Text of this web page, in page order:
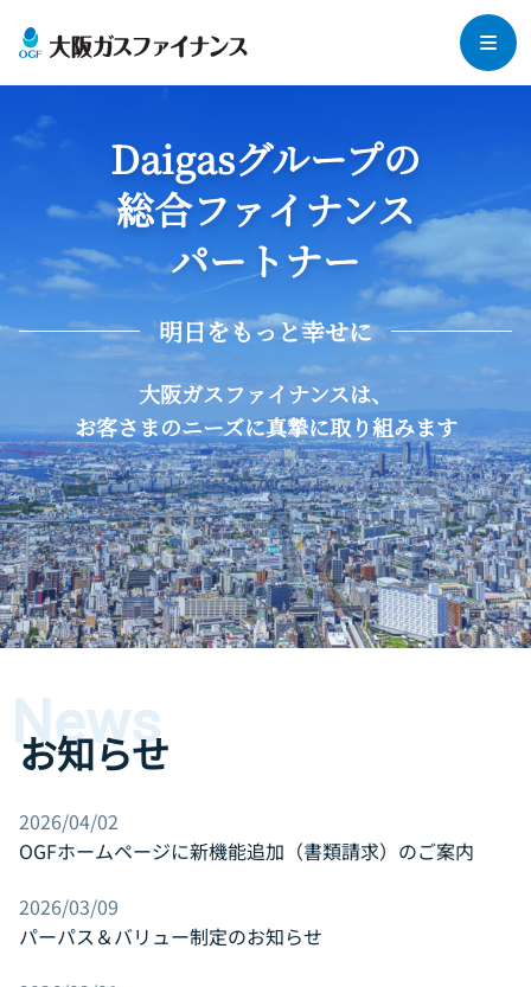
社長メッセージ
Daigasグループについて
会社概要
各種取り組み
法人のお客さま
法人向けリース
法人保険
ビリング（集金代行）サービス
個人向けリース（らく得リース）
クレジット（分割プラン）
・管理組合さま
集合住宅オーナーさま向けリース
マンション管理組合さま向けリース
管理会社さま‧設備会社さまとの協業
採用情報
お知らせ
お問い合わせ
Daigasグループ向け専用サイト
Daigasグループの
総合ファイナンス
パートナー
明日をもっと幸せに
大阪ガスファイナンスは、
お客さまのニーズに真摯に取り組みます
News
お知らせ
2026/04/02
OGFホームページに新機能追加（書類請求）のご案内
2026/03/09
パーパス＆バリュー制定のお知らせ